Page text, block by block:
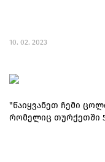
10. 02. 2023
"წაიყვანეთ ჩემი
რომელიც თურქეთში